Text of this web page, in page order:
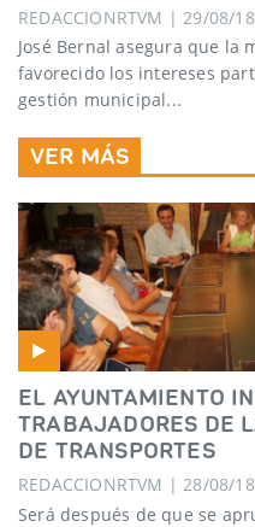
REDACCIONRTVM | 29/08/18
José Bernal asegura que la
favorecido los intereses
gestión municipal...
VER MÁS
EL AYUNTAMIENTO
TRABAJADORES DE
DE TRANSPORTES
REDACCIONRTVM | 28/08/18
Será después de que se